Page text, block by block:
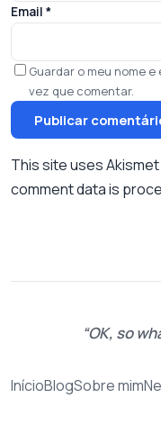
Email *
Guardar o meu nome
vez que comentar.
This site uses
comment data is
OK, so
InícioBlogSobre mim